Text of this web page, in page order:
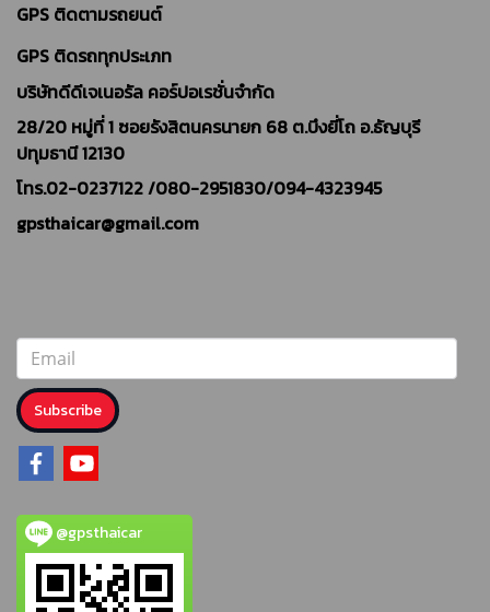
GPS ติดตามรถยนต์
GPS ติดรถทุกประเภท
บริษัทดีดีเจเนอรัล คอร์ปอเรชั่นจำกัด
28/20 หมู่ที่ 1 ซอยรังสิตนครนายก 68 ต.บึงยี่โถ อ.ธัญบุรี
ปทุมธานี 12130
โทร.02-0237122 /080-2951830/094-4323945
gpsthaicar@gmail.com
Subscribe
@gpsthaicar